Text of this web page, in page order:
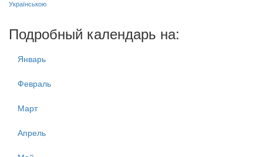
Українською
Подробный календарь на:
Январь
Февраль
Март
Апрель